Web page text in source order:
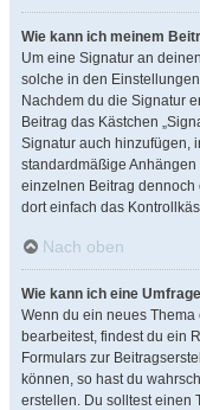
Wie kann ich meinem
Um eine Signatur an
solche in den
Nachdem du die Signatur
Beitrag das Kästchen
Signatur auch hinzufügen,
standardmäßige
einzelnen Beitrag dennoch
dort einfach das
Nach oben
Wie kann ich eine
Wenn du ein neues
bearbeitest, findest du ein
Formulars zur
können, so hast du
erstellen. Du solltest einen